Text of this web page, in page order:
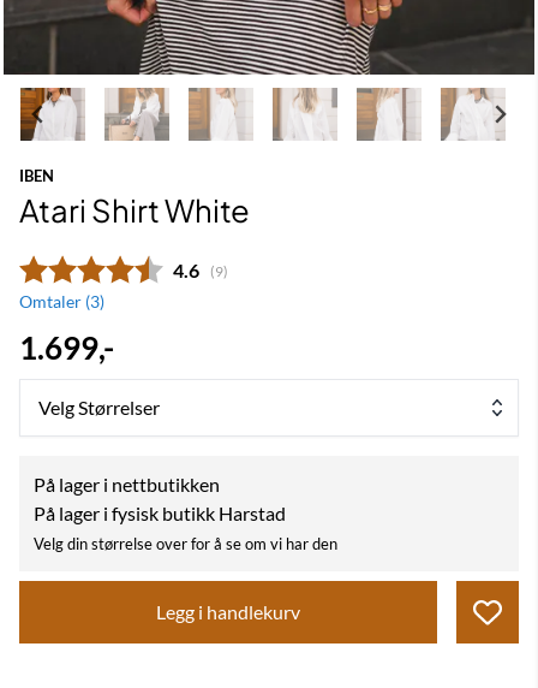
IBEN
Atari Shirt White
Gjennomsnittskarakter:
4.6 (stemmer:
9)
Omtaler (3)
1.699,-
Velg Størrelser
På lager i nettbutikken
På lager i fysisk butikk Harstad
Velg din størrelse over for å se om vi har den
Legg i handlekurv